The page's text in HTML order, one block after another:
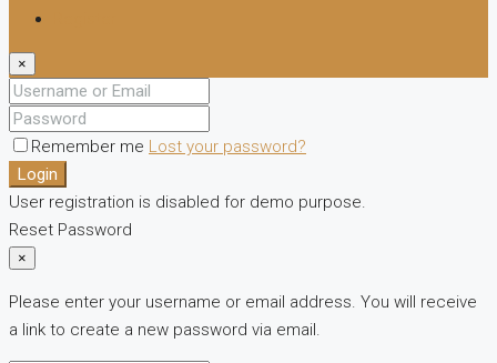
×
Remember me Lost your password?
Login
User registration is disabled for demo purpose.
Reset Password
×
Please enter your username or email address. You will receive
a link to create a new password via email.